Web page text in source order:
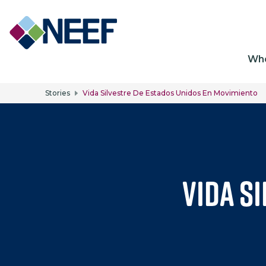
Stories Vida Silvestre De Estados Unidos En Movimiento
Vida